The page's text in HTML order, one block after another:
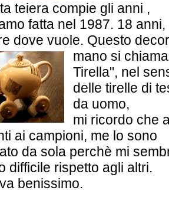
teiera compie gli anni ,
fatta nel 1987. 18 anni,
dove vuole. Questo
mano si
Tirella", nel
delle tirelle di
da uomo,
mi ricordo che
ai campioni, me lo sono
da sola perchè mi
difficile rispetto agli altri.
benissimo.